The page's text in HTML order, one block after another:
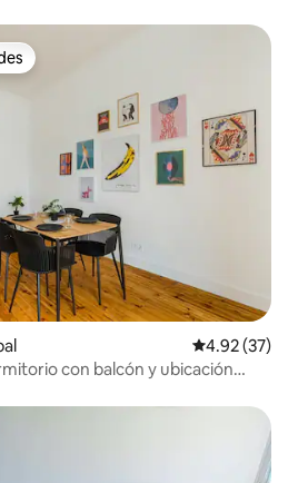
Calificación
4.92 (37)
con balcón y ubicación